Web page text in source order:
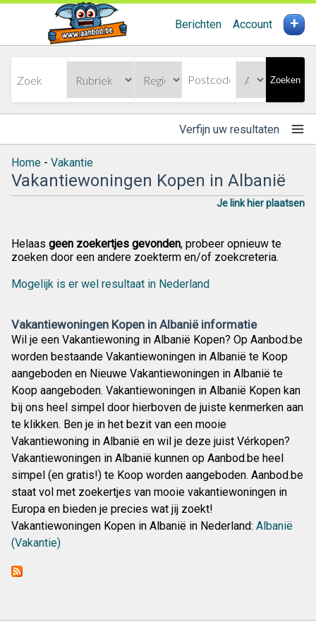
Berichten Account +
Zoeken
Verfijn uw resultaten
Home - Vakantie
Vakantiewoningen Kopen in Albanië
Je link hier plaatsen
Helaas geen zoekertjes gevonden, probeer opnieuw te
zoeken door een andere zoekterm en/of zoekcreteria.
Mogelijk is er wel resultaat in Nederland
Vakantiewoningen Kopen in Albanië informatie
Wil je een Vakantiewoning in Albanië Kopen? Op Aanbod.be
worden bestaande Vakantiewoningen in Albanië te Koop
aangeboden en Nieuwe Vakantiewoningen in Albanië te
Koop aangeboden. Vakantiewoningen in Albanië Kopen kan
bij ons heel simpel door hierboven de juiste kenmerken aan
te klikken. Ben je in het bezit van een mooie
Vakantiewoning in Albanië en wil je deze juist Vérkopen?
Vakantiewoningen in Albanië kunnen op Aanbod.be heel
simpel (en gratis!) te Koop worden aangeboden. Aanbod.be
staat vol met zoekertjes van mooie vakantiewoningen in
Europa en bieden je precies wat jij zoekt!
Vakantiewoningen Kopen in Albanië in Nederland: Albanië
(Vakantie)